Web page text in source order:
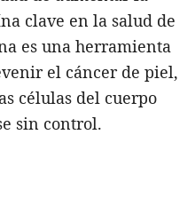
clave en la salud de
es una herramienta
el cáncer de piel,
células del cuerpo
sin control.